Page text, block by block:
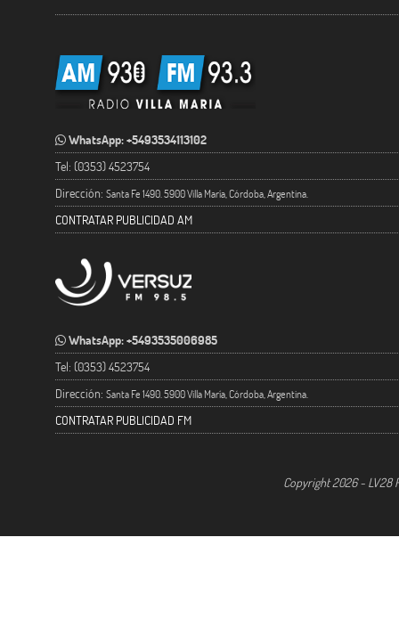
WhatsApp: +5493534113102
Tel: (0353) 4523754
Dirección: Santa Fe 1490. 5900 Villa María, Córdoba, Argentina.
CONTRATAR PUBLICIDAD AM
WhatsApp: +5493535006985
Tel: (0353) 4523754
Dirección: Santa Fe 1490. 5900 Villa María, Córdoba, Argentina.
CONTRATAR PUBLICIDAD FM
Copyright 2026 - LV28